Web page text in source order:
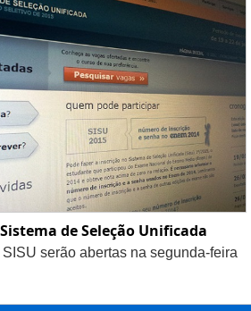
de Seleção Unificada
serão abertas na segunda-feira